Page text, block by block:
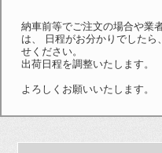
納車前等でご注文の場合や業
は、 日程がお分かりでしたら
せください。
出荷日程を調整いたします。
よろしくお願いいたします。